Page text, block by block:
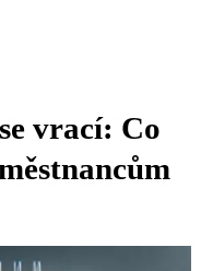
vrací: Co